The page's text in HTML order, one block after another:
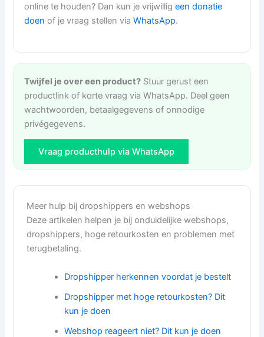
online te houden? Dan kun je vrijwilligeen donatie
doen of je vraag stellen viaWhatsApp.
Twijfel je over een product? Stuur gerust een
productlink of korte vraag via WhatsApp. Deel geen
wachtwoorden, betaalgegevens of onnodige
privégegevens.
Vraag producthulp via WhatsApp
Meer hulp bij dropshippers en webshops
Deze artikelen helpen je bij onduidelijke webshops,
dropshippers, hoge retourkosten en problemen met
terugbetaling.
Dropshipper herkennen voordat je bestelt
Dropshipper met hoge retourkosten? Dit
kun je doen
Webshop reageert niet? Dit kun je doen